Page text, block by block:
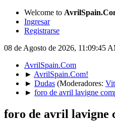
Welcome to
Ingresar
Registrarse
08 de Agosto de 2026, 11:09:45
AvrilSpain.Com
► AvrilSpain.Com!
► Dudas (Moderadores:
► foro de avril lavigne
foro de avril lavigne